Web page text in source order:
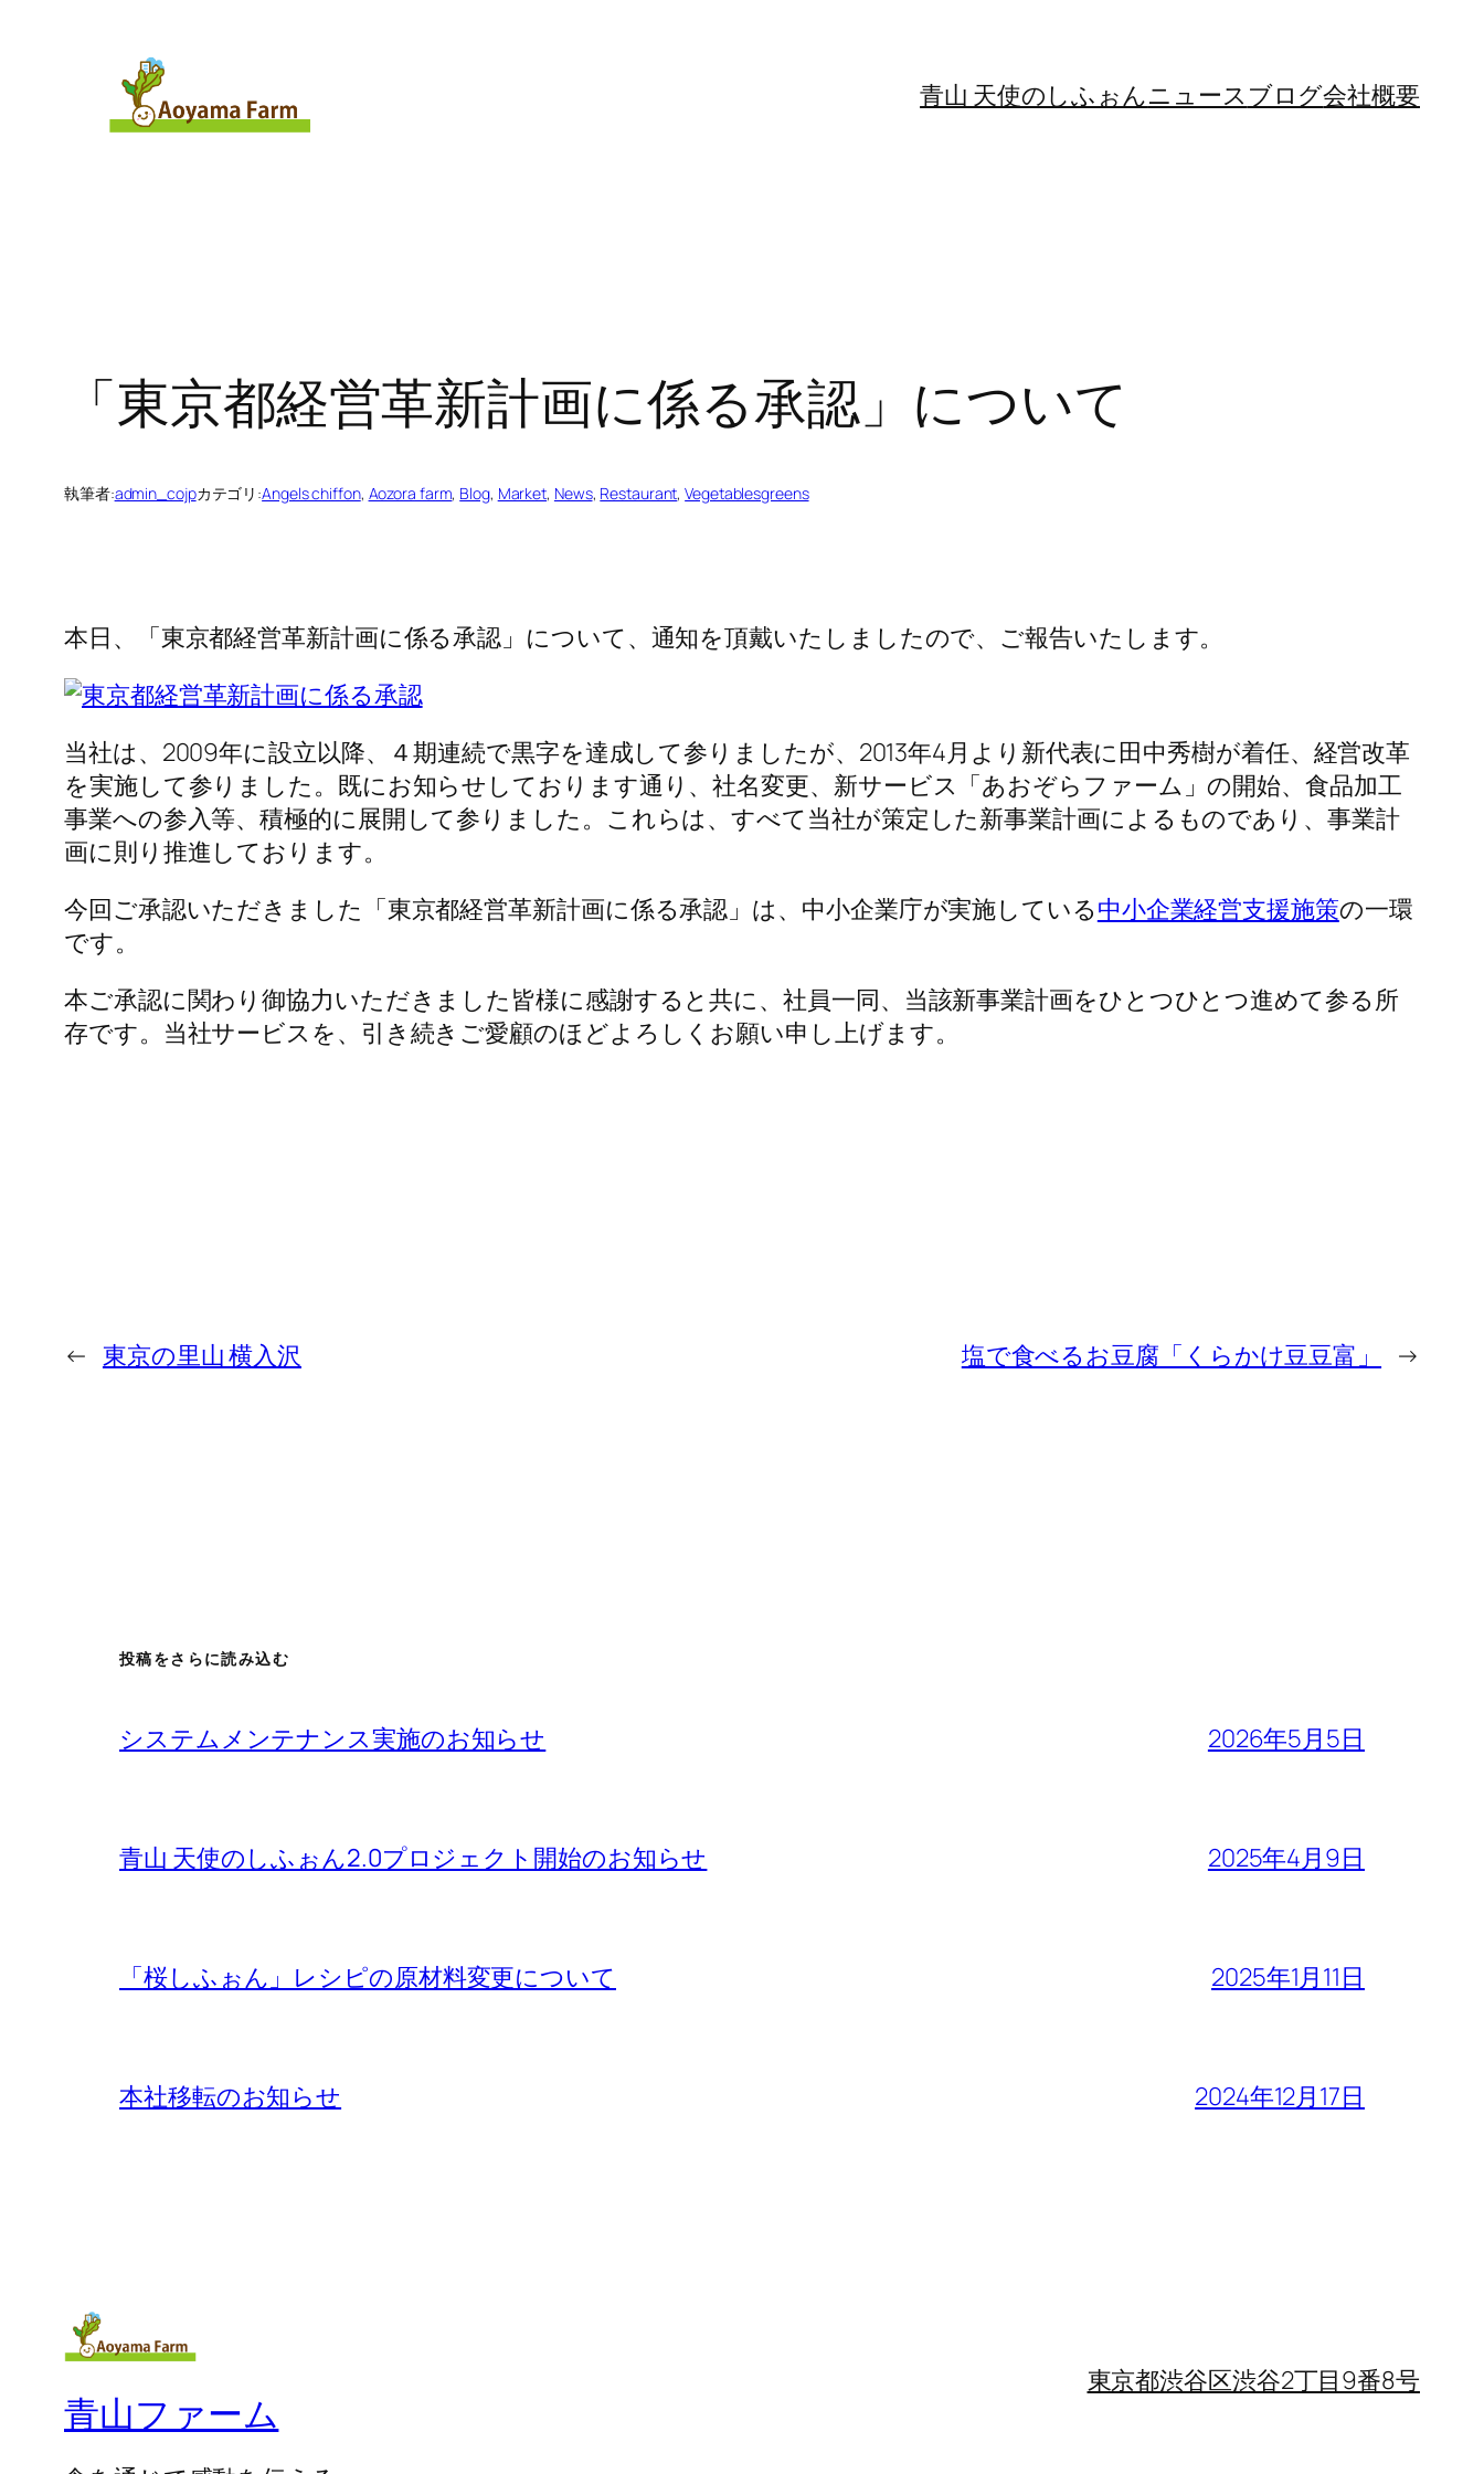
青山 天使のしふぉんニュース ブログ会社概要
「東京都経営革新計画に係る承認」について
執筆者:admin_cojpカテゴリ:Angels chiffon, Aozora farm, Blog, Market, News, Restaurant, Vegetablesgreens
本日、「東京都経営革新計画に係る承認」について、通知を頂戴いたしましたので、ご報告いたします。
当社は、2009年に設立以降、４期連続で黒字を達成して参りましたが、2013年4月より新代表に田中秀樹が着任、経営改革
を実施して参りました。既にお知らせしております通り、社名変更、新サービス「あおぞらファーム」の開始、食品加工
事業への参入等、積極的に展開して参りました。これらは、すべて当社が策定した新事業計画によるものであり、事業計
画に則り推進しております。
今回ご承認いただきました「東京都経営革新計画に係る承認」は、中小企業庁が実施している中小企業経営支援施策の一環
です。
本ご承認に関わり御協力いただきました皆様に感謝すると共に、社員一同、当該新事業計画をひとつひとつ進めて参る所
存です。当社サービスを、引き続きご愛顧のほどよろしくお願い申し上げます。
← 東京の里山 横入沢 塩で食べるお豆腐「くらかけ豆豆富」 →
投稿をさらに読み込む
システムメンテナンス実施のお知らせ 2026年5月5日
青山 天使のしふぉん2.0プロジェクト開始のお知らせ 2025年4月9日
「桜しふぉん」レシピの原材料変更について 2025年1月11日
本社移転のお知らせ 2024年12月17日
青山ファーム
東京都渋谷区渋谷2丁目9番8号